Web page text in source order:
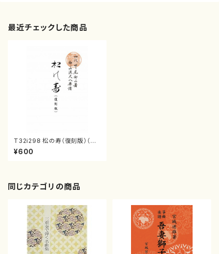
最近チェックした商品
T32i298 松の寿（復刻版）（尺
八/在原勾当/楽譜）都山流公刊
楽譜曲番:1501
¥600
同じカテゴリの商品